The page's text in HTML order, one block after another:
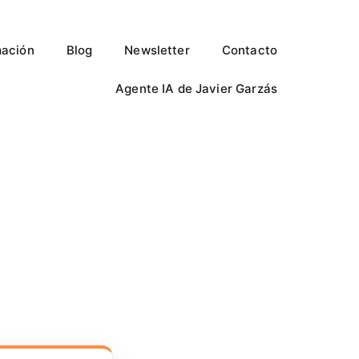
Blog Newsletter Contacto
Agente IA de Javier Garzás